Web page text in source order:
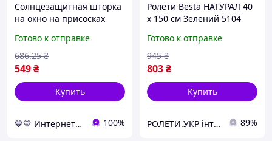
Солнцезащитная шторка
на окно на присосках
Чёрный, ролеты на окна
без сверления
Готово к отправке
549₴
686.25 ₴
Купить
💙💛 Интернет-супермаркет Все буде файно!🚚⤵ 100%
Ролети Besta НАТУРАЛ 40
х 150 см Зелений 5104
Готово к отправке
803₴
945 ₴
Купить
РОЛЕТИ.УКР інтернет-магазин ролет та жалюзі 89%